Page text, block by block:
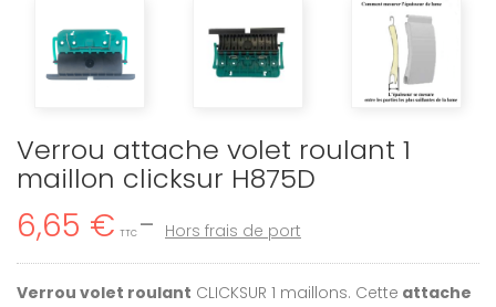
Verrou attache volet roulant 1
maillon clicksur H875D
6,65 € TTC Hors frais de port
Verrou volet roulant CLICKSUR 1 maillons. Cette attache